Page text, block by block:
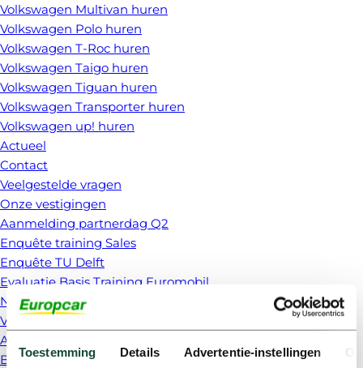
Toestemming Details Advertentie-instellingen
Volkswagen Multivan huren
Volkswagen Polo huren
Volkswagen T-Roc huren
Volkswagen Taigo huren
Volkswagen Tiguan huren
Volkswagen Transporter huren
Volkswagen up! huren
Actueel
Contact
Veelgestelde vragen
Onze vestigingen
Aanmelding partnerdag Q2
Enquête training Sales
Enquête TU Delft
Evaluatie Basis Training Euromobil
Nieuwe klant
Vakantie auto 2025
Algemene voorwaarden
Bedankt